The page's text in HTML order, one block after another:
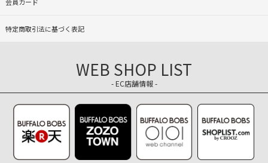
特定商取引法に基づく表記
WEB SHOP LIST
- EC店舗情報 -